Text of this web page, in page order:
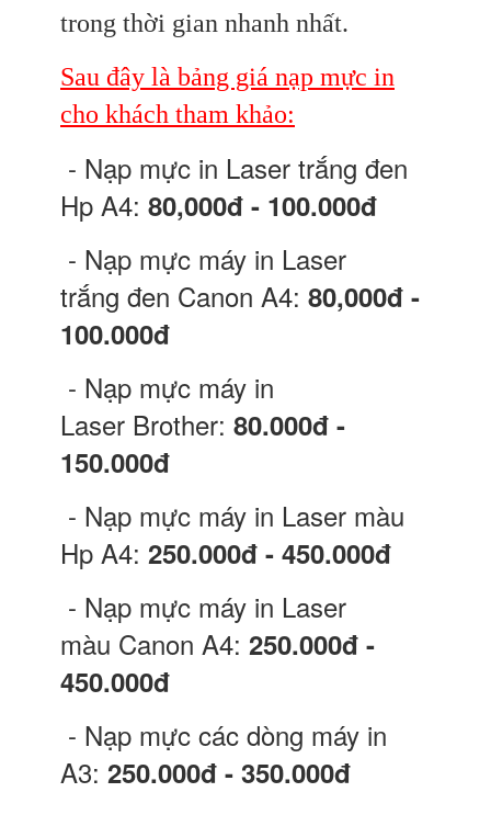
trong thời gian nhanh nhất.
Sau đây là bảng giá nạp mực in
cho khách tham khảo:
- Nạp mực in Laser trắng đen
Hp A4: 80,000đ - 100.000đ
- Nạp mực máy in Laser
trắng đen Canon A4: 80,000đ -
100.000đ
- Nạp mực máy in
Laser Brother: 80.000đ -
150.000đ
- Nạp mực máy in Laser màu
Hp A4: 250.000đ - 450.000đ
- Nạp mực máy in Laser
màu Canon A4: 250.000đ -
450.000đ
- Nạp mực các dòng máy in
A3: 250.000đ - 350.000đ